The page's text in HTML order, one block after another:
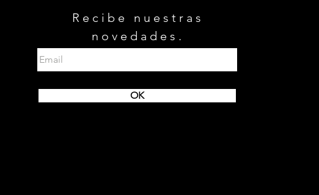
Recibe nuestras
novedades.
OK